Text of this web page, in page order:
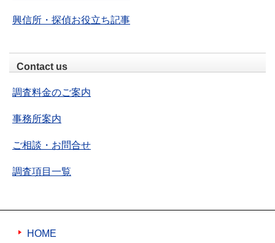
興信所・探偵お役立ち記事
Contact us
調査料金のご案内
事務所案内
ご相談・お問合せ
調査項目一覧
HOME